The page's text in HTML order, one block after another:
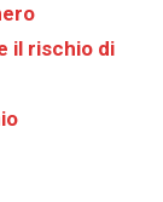
il rischio di